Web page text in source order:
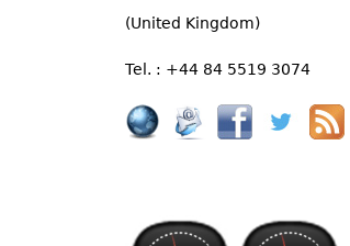
(United Kingdom)
Tel. : +44 84 5519 3074